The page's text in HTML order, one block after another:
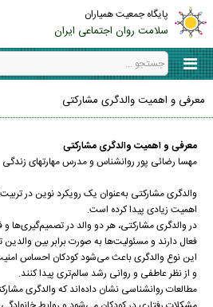
پایگاه جمعیت همیاران
سلامت روان اجتماعی ایران
معرفی و اهمیت والدگری مشارکتی
معرفی و اهمیت والدگری مشارکتی
مهسا رضائی پور روانشناس و مدرس مهارتهای زندگی
والدگری مشارکتی به‌عنوان یک رویکرد نوین در
اهمیت زیادی پیدا کرده است.
در والدگری مشارکتی، هر دو والد در تصمیم‌گیری‌ها
فعال دارند و مسئولیت‌ها به صورت برابر بین
این نوع والدگری باعث می‌شود کودکان احساس
و از نظر عاطفی و روانی رشد سالم‌تری پیدا کنند.
مطالعات روانشناسی نشان داده‌اند که والدگری